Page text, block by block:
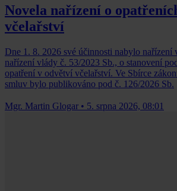
Novela nařízení o
včelařství
Dne 1. 8. 2026 své účinnosti nabylo nařízení
nařízení vlády č. 53/2023 Sb., o stanovení
opatření v odvětví včelařství. Ve Sbírce
smluv bylo publikováno pod č. 126/2026 Sb.
Mgr. Martin Glogar • 5. srpna 2026, 08:01